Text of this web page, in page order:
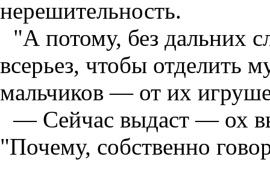
нерешительность.
"А потому, без дальних
всерьез, чтобы отделить
мальчиков — от их
— Сейчас выдаст — ох
"Почему, собственно